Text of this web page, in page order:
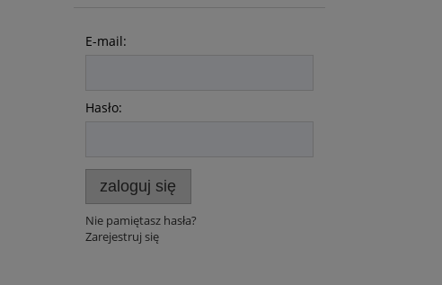
E-mail:
Hasło:
zaloguj się
Nie pamiętasz hasła?
Zarejestruj się